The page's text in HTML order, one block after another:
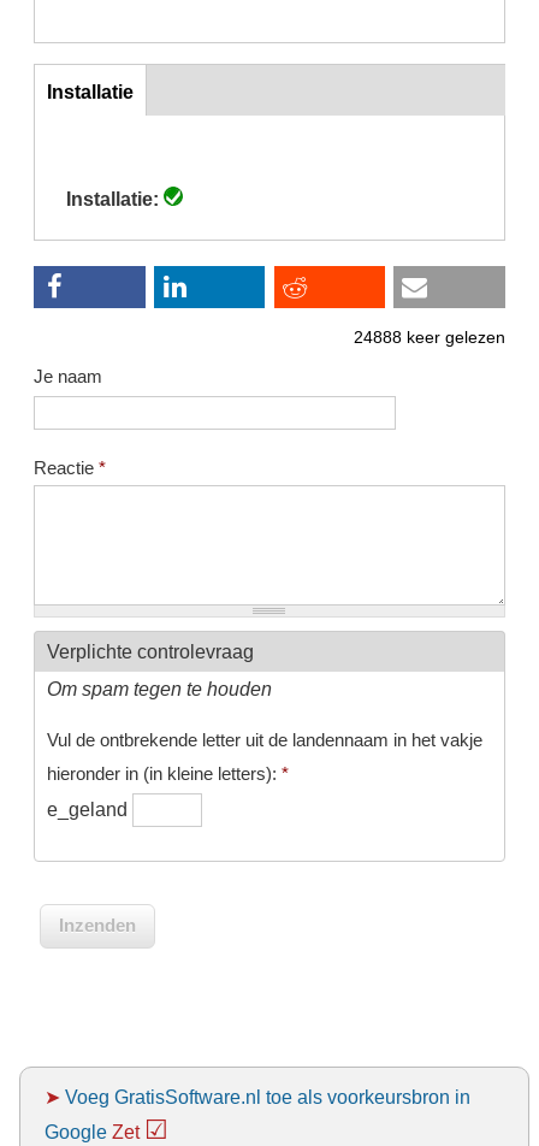
Inst
Installatie
Installatie:
24888 keer gelezen
Je naam
Reactie *
Verplichte controlevraag
Om spam tegen te houden
Vul de ontbrekende letter uit de landennaam in het vakje
hieronder in (in kleine letters): *
e_geland
➤ Voeg GratisSoftware.nl toe als voorkeursbron in
Google Zet ☑